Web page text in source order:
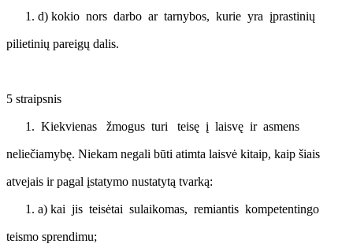
d) kokio nors darbo ar tarnybos, kurie yra įprastinių
pilietinių pareigų dalis.
5 straipsnis
Kiekvienas žmogus turi teisę į laisvę ir asmens
neliečiamybę. Niekam negali būti atimta laisvė kitaip, kaip šiais
atvejais ir pagal įstatymo nustatytą tvarką:
a) kai jis teisėtai sulaikomas, remiantis kompetentingo
teismo sprendimu;